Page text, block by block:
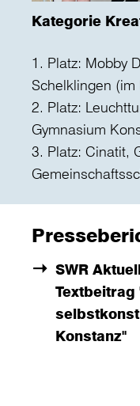
Kategorie
1. Platz: Mobby
Schelklingen (im
2. Platz:
Gymnasium
3. Platz: Cinatit,
SWR
Textbeitrag
Konstanz"